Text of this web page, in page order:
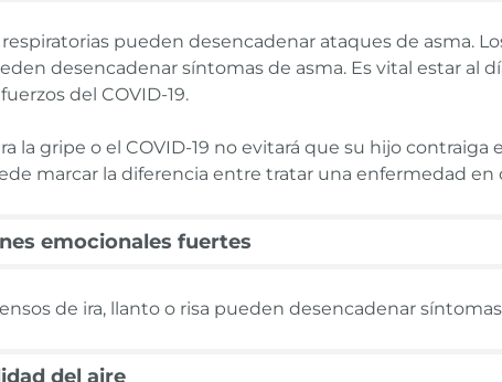
pueden desencadenar ataques de asma.
desencadenar síntomas de asma. Es vital estar al
del COVID-19.
la gripe o el COVID-19 no evitará que su hijo
marcar la diferencia entre tratar una enfermedad en
emocionales fuertes
de ira, llanto o risa pueden desencadenar
del aire